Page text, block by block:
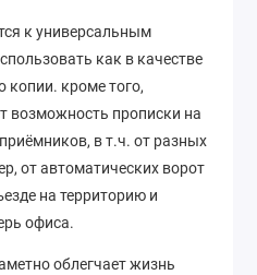
к универсальным
как в качестве
копии. кроме того,
возможность прописки на
в т.ч. от разных
от автоматических ворот
на территорию и
офиса.
облегчает жизнь